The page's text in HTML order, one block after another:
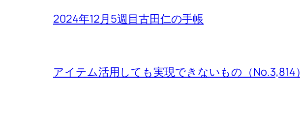
2024年12月5週目古田仁の手帳
アイテム活用しても実現できないもの（No.3,814）